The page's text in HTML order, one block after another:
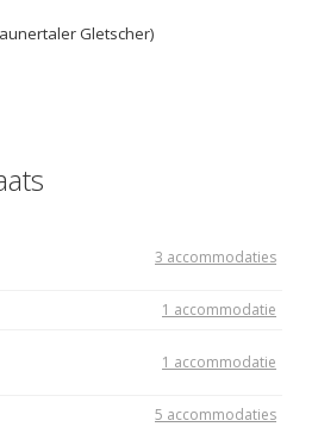
Gletscher)
3 accommodaties
1 accommodatie
1 accommodatie
5 accommodaties